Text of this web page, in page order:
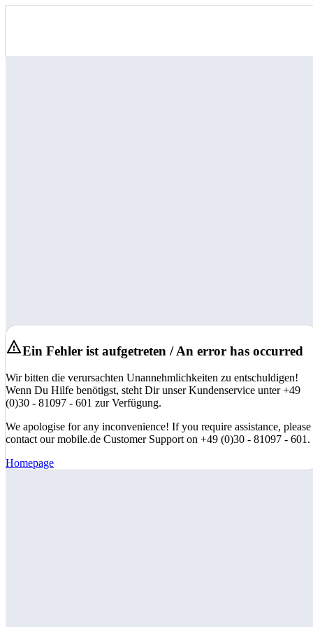
Ein Fehler ist aufgetreten / An error has occurred
Wir bitten die verursachten Unannehmlichkeiten zu entschuldigen!
Wenn Du Hilfe benötigst, steht Dir unser Kundenservice unter +49
(0)30 - 81097 - 601 zur Verfügung.
We apologise for any inconvenience! If you require assistance, please
contact our mobile.de Customer Support on +49 (0)30 - 81097 - 601.
Homepage